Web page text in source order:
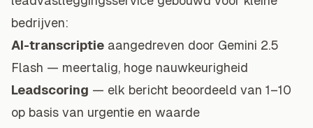
bedrijven:
AI-transcriptie aangedreven door Gemini 2.5
Flash — meertalig, hoge nauwkeurigheid
Leadscoring — elk bericht beoordeeld van 1–10
op basis van urgentie en waarde